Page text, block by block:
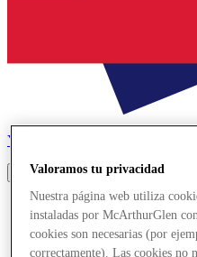
York
Valoramos tu privacidad
Nuestra página web utiliza
instaladas por McArthurGlen
cookies son necesarias (por
correctamente). Las cookies no